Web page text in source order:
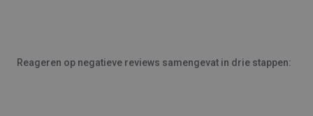
Reageren op negatieve reviews samengevat in drie stappen: